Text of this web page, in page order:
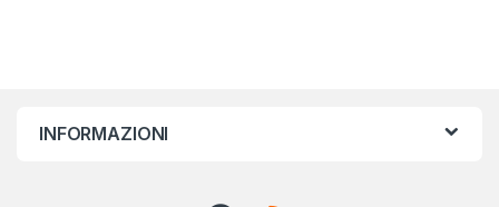
INFORMAZIONI